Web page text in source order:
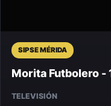
SIPSE MÉRIDA
Morita Futbolero -
TELEVISIÓN